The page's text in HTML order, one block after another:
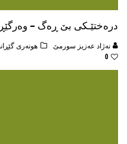
دره‌ختێـكی بێ ڕه‌گ –
نه‌ژاد عه‌زیز سورمێ هونه‌ری
0